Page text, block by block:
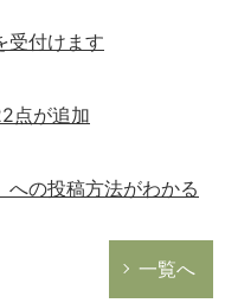
受付けます
点が追加
への投稿方法がわかる
一覧へ